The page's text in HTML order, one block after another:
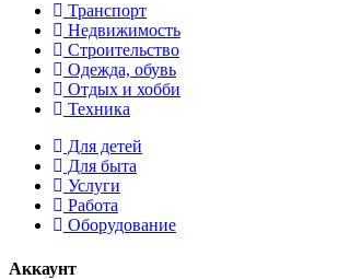
Транспорт
Недвижимость
Строительство
Одежда, обувь
Отдых и хобби
Техника
Для детей
Для быта
Услуги
Работа
Оборудование
Аккаунт